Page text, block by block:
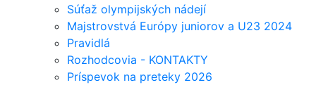
Súťaž olympijských nádejí
Majstrovstvá Európy juniorov a U23 2024
Pravidlá
Rozhodcovia - KONTAKTY
Príspevok na preteky 2026